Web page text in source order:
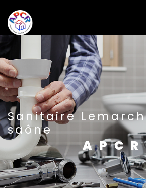
Sanitaire Lemarche-sur-
saône
APCR